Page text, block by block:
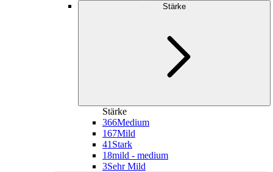
Stärke
Stärke
366Medium
167Mild
41 Stark
18mild - medium
3Sehr Mild